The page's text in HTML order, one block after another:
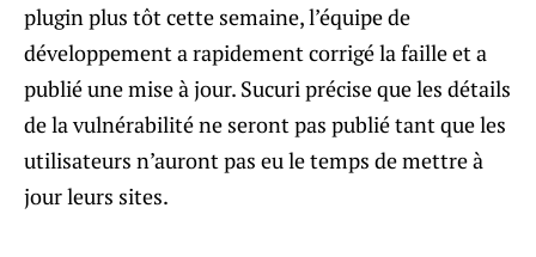
plugin plus tôt cette semaine, l’équipe de
développement a rapidement corrigé la faille et a
publié une mise à jour. Sucuri précise que les détails
de la vulnérabilité ne seront pas publié tant que les
utilisateurs n’auront pas eu le temps de mettre à
jour leurs sites.